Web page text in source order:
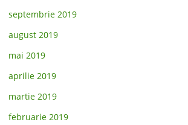
septembrie 2019
august 2019
mai 2019
aprilie 2019
martie 2019
februarie 2019